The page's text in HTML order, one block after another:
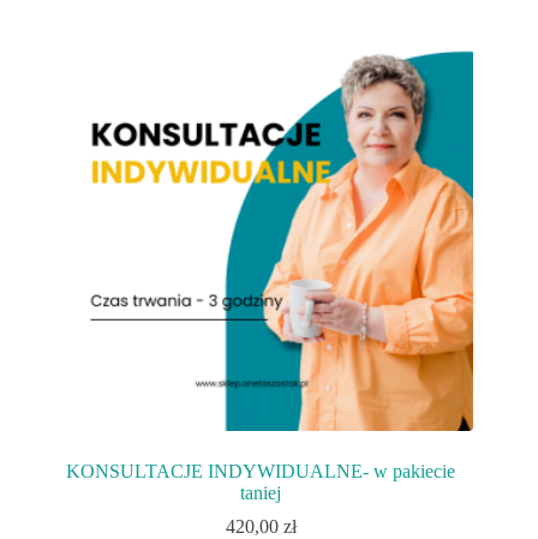
KONSULTACJE INDYWIDUALNE- w pakiecie
taniej
420,00 zł